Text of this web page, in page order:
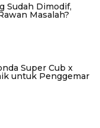
Sudah Dimodif,
Masalah?
Super Cub x
untuk Penggemar